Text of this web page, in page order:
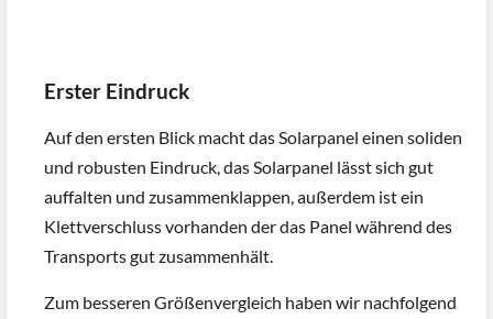
Erster Eindruck
Auf den ersten Blick macht das Solarpanel einen soliden
und robusten Eindruck, das Solarpanel lässt sich gut
auffalten und zusammenklappen, außerdem ist ein
Klettverschluss vorhanden der das Panel während des
Transports gut zusammenhält.
Zum besseren Größenvergleich haben wir nachfolgend